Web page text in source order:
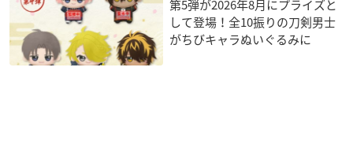
第5弾が2026年8月にプライズと
して登場！全10振りの刀剣男士
がちびキャラぬいぐるみに